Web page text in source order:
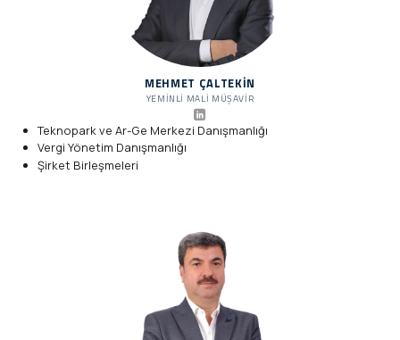
MEHMET ÇALTEKIN
YEMINLI MALI MÜŞAVIR
Teknopark ve Ar-Ge Merkezi Danışmanlığı
Vergi Yönetim Danışmanlığı
Şirket Birleşmeleri